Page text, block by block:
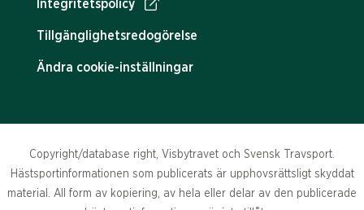
Integritetspolicy
Tillgänglighetsredogörelse
Ändra cookie-inställningar
Copyright/database right, Visbytravet och Svensk Travsport.
Hästsportinformationen som publicerats är upphovsrättsligt skyddat
material. All form av kopiering, av hela eller delar av den publicerade